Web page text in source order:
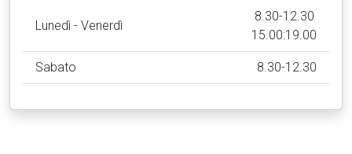
Lunedì - Venerdì
8.30-12.30
15.00:19.00
Sabato 8.30-12.30